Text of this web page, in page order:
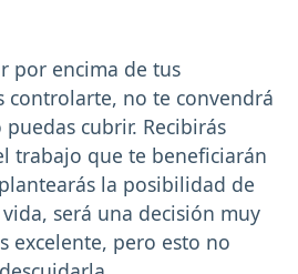
por encima de tus
controlarte, no te convendrá
cubrir. Recibirás
trabajo que te beneficiarán
la posibilidad de
será una decisión muy
excelente, pero esto no